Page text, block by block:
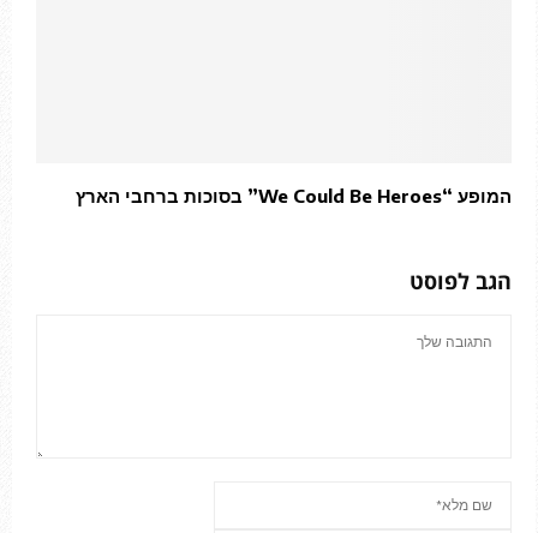
המופע “We Could Be Heroes” בסוכות ברחבי הארץ
הגב לפוסט